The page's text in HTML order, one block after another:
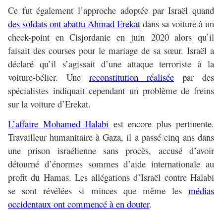
Ce fut également l’approche adoptée par Israël quand
des soldats ont abattu Ahmad Erekat dans sa voiture à un
check-point en Cisjordanie en juin 2020 alors qu’il
faisait des courses pour le mariage de sa sœur. Israël a
déclaré qu’il s’agissait d’une attaque terroriste à la
voiture-bélier. Une reconstitution réalisée par des
spécialistes indiquait cependant un problème de freins
sur la voiture d’Erekat.
L’affaire Mohamed Halabi est encore plus pertinente.
Travailleur humanitaire à Gaza, il a passé cinq ans dans
une prison israélienne sans procès, accusé d’avoir
détourné d’énormes sommes d’aide internationale au
profit du Hamas. Les allégations d’Israël contre Halabi
se sont révélées si minces que même les médias
occidentaux ont commencé à en douter.